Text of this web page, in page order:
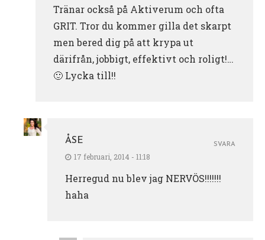
Tränar också på Aktiverum och ofta
GRIT. Tror du kommer gilla det skarpt
men bered dig på att krypa ut
därifrån, jobbigt, effektivt och roligt!…
🙂 Lycka till!!
ÅSE
17 februari, 2014 - 11:18
Herregud nu blev jag NERVÖS!!!!!!!
haha
SVARA